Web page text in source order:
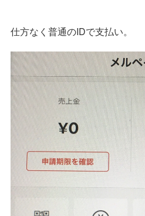
仕方なく普通のIDで支払い。